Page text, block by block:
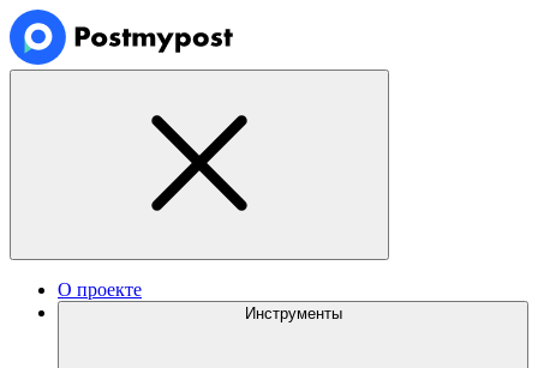
О проекте
Инструменты